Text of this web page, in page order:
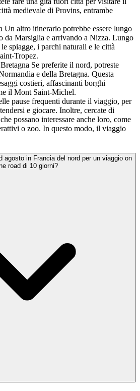
medievale di Provins, entrambe
Un altro itinerario potrebbe essere lungo
da Marsiglia e arrivando a Nizza. Lungo
spiagge, i parchi naturali e le città
Tropez.
Se preferite il nord, potreste
e della Bretagna. Questa
costieri, affascinanti borghi
il Mont Saint-Michel.
pause frequenti durante il viaggio, per
e giocare. Inoltre, cercate di
possano interessare anche loro, come
o zoo. In questo modo, il viaggio
agosto in Francia del nord per un viaggio on
road di 10 giorni?